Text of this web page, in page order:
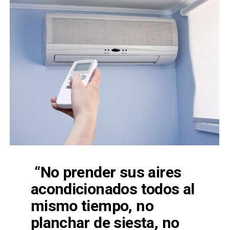
“No prender sus aires
acondicionados todos al
mismo tiempo, no
planchar de siesta, no